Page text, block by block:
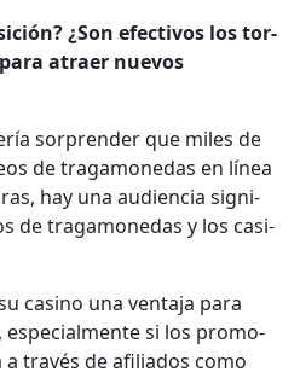
¿Son efec­tivos los tor­
atraer nuevos
sor­pren­der que miles de
de trag­a­monedas en línea
hay una audi­en­cia sig­ni­
de trag­a­monedas y los casi­
casi­no una ven­ta­ja para
espe­cial­mente si los pro­mo­
través de afil­i­a­dos como